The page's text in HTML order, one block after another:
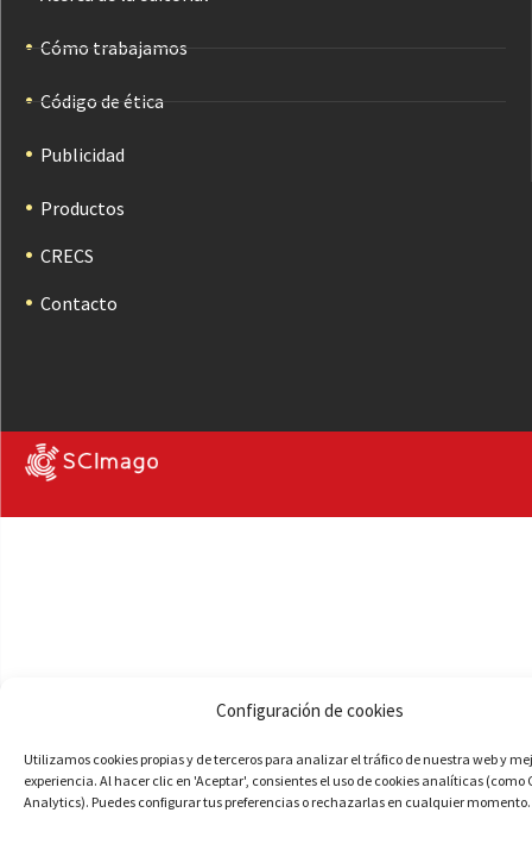
Configuración de cookies
Utilizamos cookies propias y de terceros para analizar el tráfico de nuestra web y
experiencia. Al hacer clic en 'Aceptar', consientes el uso de cookies analíticas (como
Analytics). Puedes configurar tus preferencias o rechazarlas en cualquier momento.
Cómo trabajamos
Código de ética
Publicidad
Productos
CRECS
Contacto